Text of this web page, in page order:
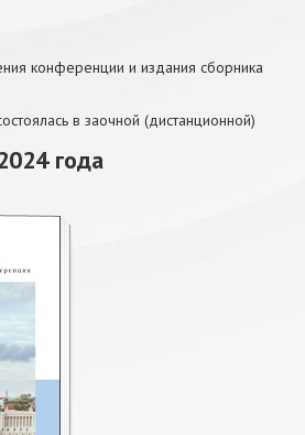
конференции и издания сборника
в заочной (дистанционной)
года